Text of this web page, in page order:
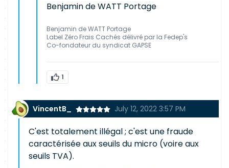
Benjamin de WATT Portage
Benjamin de WATT Portage
Label Zéro Frais Cachés délivré par la Fedep's
Co-fondateur du syndicat GAPSE
1
VincentB_ July 12, 2022 3:57 PM
C'est totalement illégal ; c'est une fraude
caractérisée aux seuils du micro (voire aux
seuils TVA).